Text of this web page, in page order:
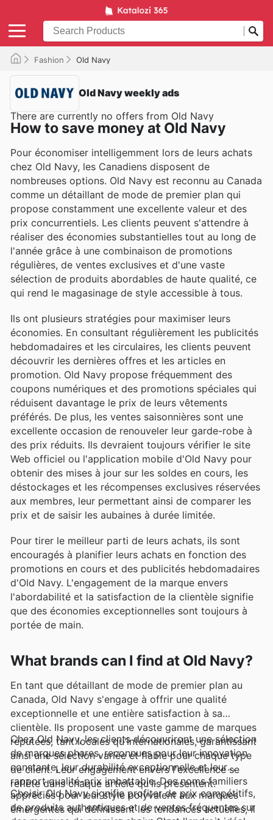
Fashion Old Navy
Old Navy weekly ads
There are currently no offers from Old Navy
How to save money at Old Navy
Pour économiser intelligemment lors de leurs achats
chez Old Navy, les Canadiens disposent de
nombreuses options. Old Navy est reconnu au Canada
comme un détaillant de mode de premier plan qui
propose constamment une excellente valeur et des
prix concurrentiels. Les clients peuvent s'attendre à
réaliser des économies substantielles tout au long de
l'année grâce à une combinaison de promotions
régulières, de ventes exclusives et d'une vaste
sélection de produits abordables de haute qualité, ce
qui rend le magasinage de style accessible à tous.
Ils ont plusieurs stratégies pour maximiser leurs
économies. En consultant régulièrement les publicités
hebdomadaires et les circulaires, les clients peuvent
découvrir les dernières offres et les articles en
promotion. Old Navy propose fréquemment des
coupons numériques et des promotions spéciales qui
réduisent davantage le prix de leurs vêtements
préférés. De plus, les ventes saisonnières sont une
excellente occasion de renouveler leur garde-robe à
des prix réduits. Ils devraient toujours vérifier le site
Web officiel ou l'application mobile d'Old Navy pour
obtenir des mises à jour sur les soldes en cours, les
déstockages et les récompenses exclusives réservées
aux membres, leur permettant ainsi de comparer les
prix et de saisir les aubaines à durée limitée.
Pour tirer le meilleur parti de leurs achats, ils sont
encouragés à planifier leurs achats en fonction des
promotions en cours et des publicités hebdomadaires
d'Old Navy. L'engagement de la marque envers
l'abordabilité et la satisfaction de la clientèle signifie
que des économies exceptionnelles sont toujours à
portée de main.
What brands can I find at Old Navy?
En tant que détaillant de mode de premier plan au
Canada, Old Navy s'engage à offrir une qualité
exceptionnelle et une entière satisfaction à sa
clientèle. Ils proposent une vaste gamme de marques
réputées, tant locales qu'internationales, garantissant
ainsi une sélection variée et fiable pour chaque type
de client. Leur engagement envers l'excellence se
reflète dans chaque article qu'ils présentent.
Chez Old Navy, les clients découvriront une sélection
de marques phares, reconnues pour leur innovation
constante, leur durabilité exceptionnelle et leur
rapport qualité-prix imbattable. Des noms familiers
appréciés pour leur style polyvalent aux marques
émergentes qui définissent les tendances actuelles, il
Choisir Old Navy signifie profiter de prix compétitifs,
de produits authentiques et de ventes fréquentes sur